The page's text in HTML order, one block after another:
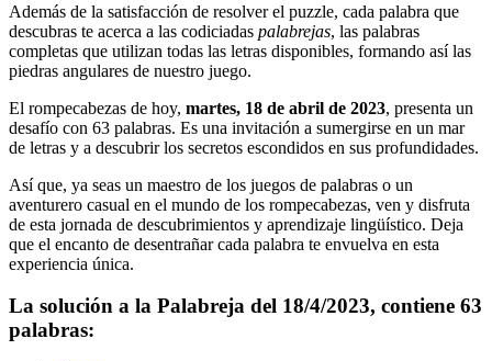
Además de la satisfacción de resolver el puzzle, cada palabra que
descubras te acerca a las codiciadas palabrejas, las palabras
completas que utilizan todas las letras disponibles, formando así las
piedras angulares de nuestro juego.
El rompecabezas de hoy, martes, 18 de abril de 2023, presenta un
desafío con 63 palabras. Es una invitación a sumergirse en un mar
de letras y a descubrir los secretos escondidos en sus profundidades.
Así que, ya seas un maestro de los juegos de palabras o un
aventurero casual en el mundo de los rompecabezas, ven y disfruta
de esta jornada de descubrimientos y aprendizaje lingüístico. Deja
que el encanto de desentrañar cada palabra te envuelva en esta
experiencia única.
La solución a la Palabreja del 18/4/2023, contiene 63
palabras: